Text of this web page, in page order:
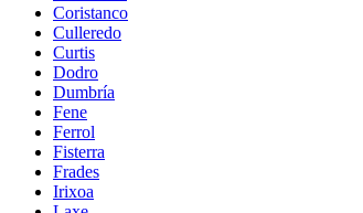
Coristanco
Culleredo
Curtis
Dodro
Dumbría
Fene
Ferrol
Fisterra
Frades
Irixoa